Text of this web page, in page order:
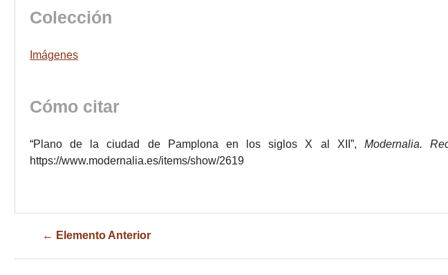
Colección
Imágenes
Cómo citar
“Plano de la ciudad de Pamplona en los siglos X al XII”, Modernalia.
https://www.modernalia.es/items/show/2619
← Elemento Anterior